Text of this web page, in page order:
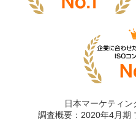
日本マーケティ
調査概要：2020年4月期